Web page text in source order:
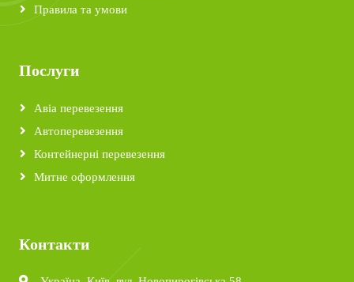
Правила та умови
Послуги
Авіа перевезення
Автоперевезення
Контейнерні перевезення
Митне оформлення
Контакти